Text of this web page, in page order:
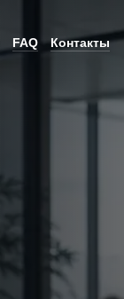
FAQ Контакты